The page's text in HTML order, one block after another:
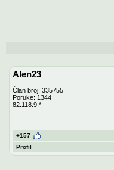
Alen23
Član broj: 335755
Poruke: 1344
82.118.9.*
+157
Profil